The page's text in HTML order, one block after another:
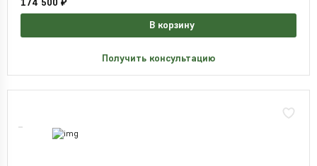
174 500 ₽
В корзину
Получить консультацию